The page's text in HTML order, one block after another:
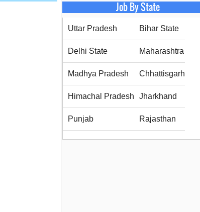
Job By State
Uttar Pradesh Bihar State
Delhi State Maharashtra
Madhya Pradesh Chhattisgarh
Himachal Pradesh Jharkhand
Punjab Rajasthan